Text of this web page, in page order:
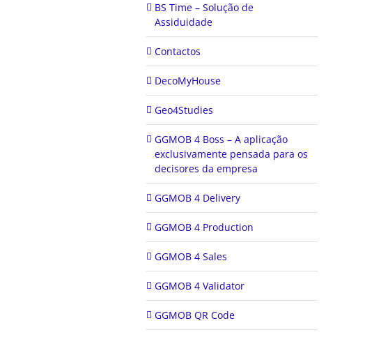
BS Time – Solução de
Assiduidade
Contactos
DecoMyHouse
Geo4Studies
GGMOB 4 Boss – A aplicação
exclusivamente pensada para os
decisores da empresa
GGMOB 4 Delivery
GGMOB 4 Production
GGMOB 4 Sales
GGMOB 4 Validator
GGMOB QR Code